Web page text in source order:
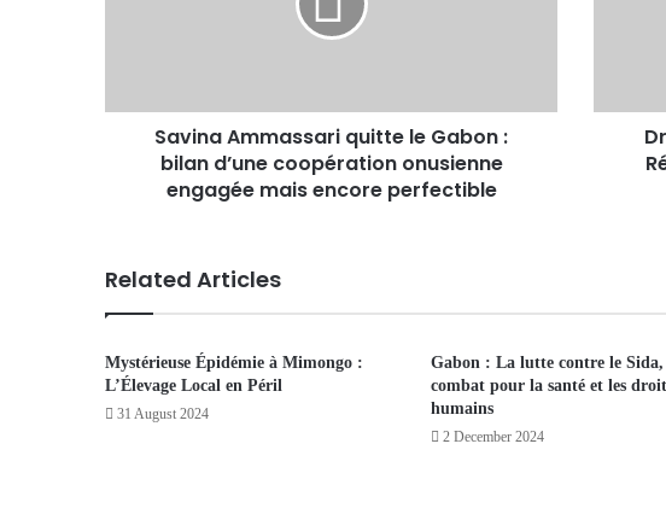
Savina Ammassari quitte le Gabon :
bilan d’une coopération onusienne
engagée mais encore perfectible
Related Articles
Mystérieuse Épidémie à Mimongo :
L’Élevage Local en Péril
31 August 2024
Gabon : La lutte contre le
combat pour la santé et les
humains
2 December 2024